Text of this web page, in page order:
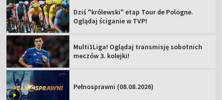
Dziś "królewski" etap Tour de Pologne.
Oglądaj ściganie w TVP!
Multi1Liga! Oglądaj transmisję sobotnich
meczów 3. kolejki!
Pełnosprawni (08.08.2026)